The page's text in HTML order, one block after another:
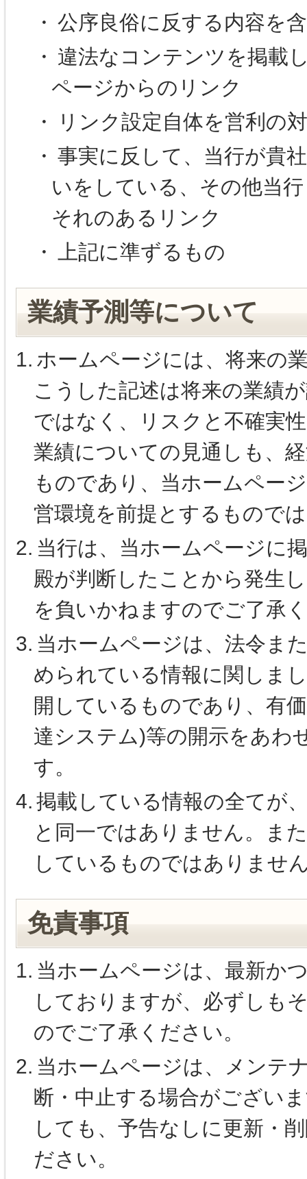
・ 公序良俗に反する内容を
・ 違法なコンテンツを掲載
ページからのリンク
・
リンク設定自体を営利の
・ 事実に反して、当行が貴
いをしている、その他当
それのあるリンク
・
上記に準ずるもの
業績予測等について
1. ホームページには、将来の
こうした記述は将来の業績
ではなく、リスクと不確実
業績についての見通しも、
ものであり、当ホームペー
営環境を前提とするもので
2. 当行は、当ホームページに
殿が判断したことから発生
を負いかねますのでご了承
3. 当ホームページは、法令ま
められている情報に関しま
開しているものであり、有
達システム)等の開示をあわ
す。
4. 掲載している情報の全てが
と同一ではありません。ま
しているものではありませ
免責事項
1. 当ホームページは、最新か
しておりますが、必ずしも
のでご了承ください。
2. 当ホームページは、メンテ
断・中止する場合がござい
しても、予告なしに更新・
ださい。